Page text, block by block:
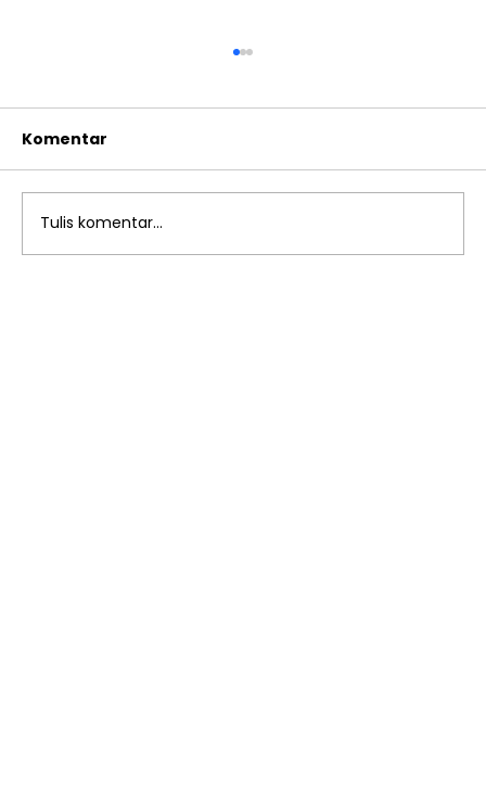
Komentar
Tulis komentar...